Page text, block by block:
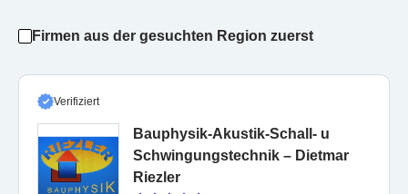
Firmen aus der gesuchten Region zuerst
Verifiziert
Bauphysik-Akustik-Schall- u
Schwingungstechnik – Dietmar
Riezler